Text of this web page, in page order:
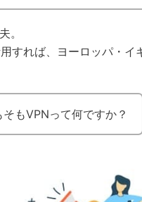
。
すれば、ヨーロッパ・
そもVPNって何ですか？